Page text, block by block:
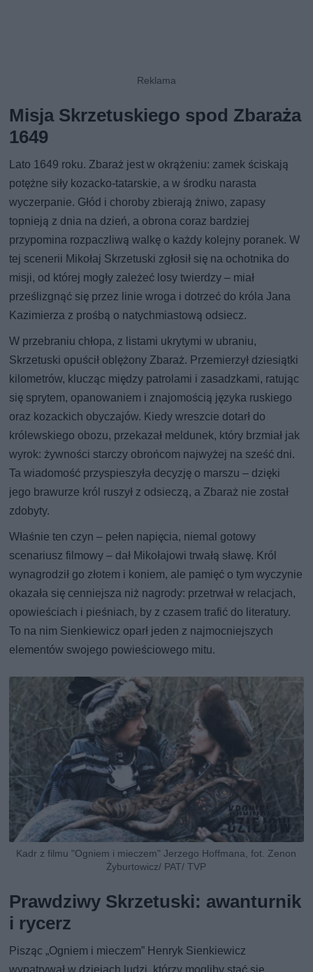
Misja Skrzetuskiego spod Zbaraża
1649
Lato 1649 roku. Zbaraż jest w okrążeniu: zamek ściskają
potężne siły kozacko-tatarskie, a w środku narasta
wyczerpanie. Głód i choroby zbierają żniwo, zapasy
topnieją z dnia na dzień, a obrona coraz bardziej
przypomina rozpaczliwą walkę o każdy kolejny poranek. W
tej scenerii Mikołaj Skrzetuski zgłosił się na ochotnika do
misji, od której mogły zależeć losy twierdzy – miał
prześlizgnąć się przez linie wroga i dotrzeć do króla Jana
Kazimierza z prośbą o natychmiastową odsiecz.
W przebraniu chłopa, z listami ukrytymi w ubraniu,
Skrzetuski opuścił oblężony Zbaraż. Przemierzył dziesiątki
kilometrów, klucząc między patrolami i zasadzkami, ratując
się sprytem, opanowaniem i znajomością języka ruskiego
oraz kozackich obyczajów. Kiedy wreszcie dotarł do
królewskiego obozu, przekazał meldunek, który brzmiał jak
wyrok: żywności starczy obrońcom najwyżej na sześć dni.
Ta wiadomość przyspieszyła decyzję o marszu – dzięki
jego brawurze król ruszył z odsieczą, a Zbaraż nie został
zdobyty.
Właśnie ten czyn – pełen napięcia, niemal gotowy
scenariusz filmowy – dał Mikołajowi trwałą sławę. Król
wynagrodził go złotem i koniem, ale pamięć o tym wyczynie
okazała się cenniejsza niż nagrody: przetrwał w relacjach,
opowieściach i pieśniach, by z czasem trafić do literatury.
To na nim Sienkiewicz oparł jeden z najmocniejszych
elementów swojego powieściowego mitu.
Kadr z filmu "Ogniem i mieczem" Jerzego Hoffmana, fot. Zenon
Żyburtowicz/ PAT/ TVP
Prawdziwy Skrzetuski: awanturnik
i rycerz
Pisząc „Ogniem i mieczem” Henryk Sienkiewicz